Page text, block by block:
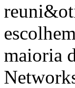
maioria